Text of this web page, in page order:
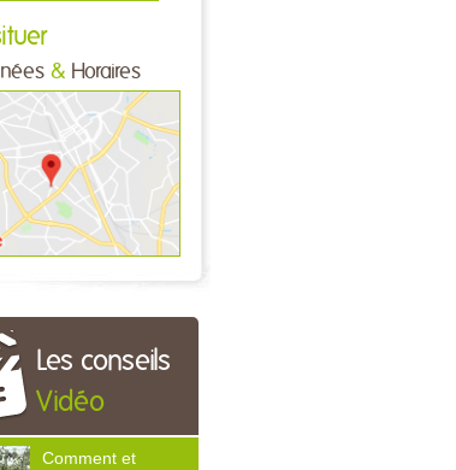
& Horaires
Les conseils
Vidéo
Comment et